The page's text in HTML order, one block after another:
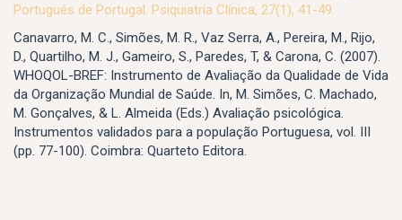
Português de Portugal. Psiquiatria Clínica, 27(1), 41-49.
Canavarro, M. C., Simões, M. R., Vaz Serra, A., Pereira, M., Rijo,
D., Quartilho, M. J., Gameiro, S., Paredes, T, & Carona, C. (2007).
WHOQOL-BREF: Instrumento de Avaliação da Qualidade de Vida
da Organização Mundial de Saúde. In, M. Simões, C. Machado,
M. Gonçalves, & L. Almeida (Eds.) Avaliação psicológica.
Instrumentos validados para a população Portuguesa, vol. III
(pp. 77-100). Coimbra: Quarteto Editora.